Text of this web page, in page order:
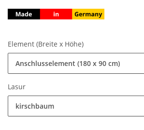
Element (Breite x Höhe)
Anschlusselement (180 x 90 cm)
Lasur
kirschbaum